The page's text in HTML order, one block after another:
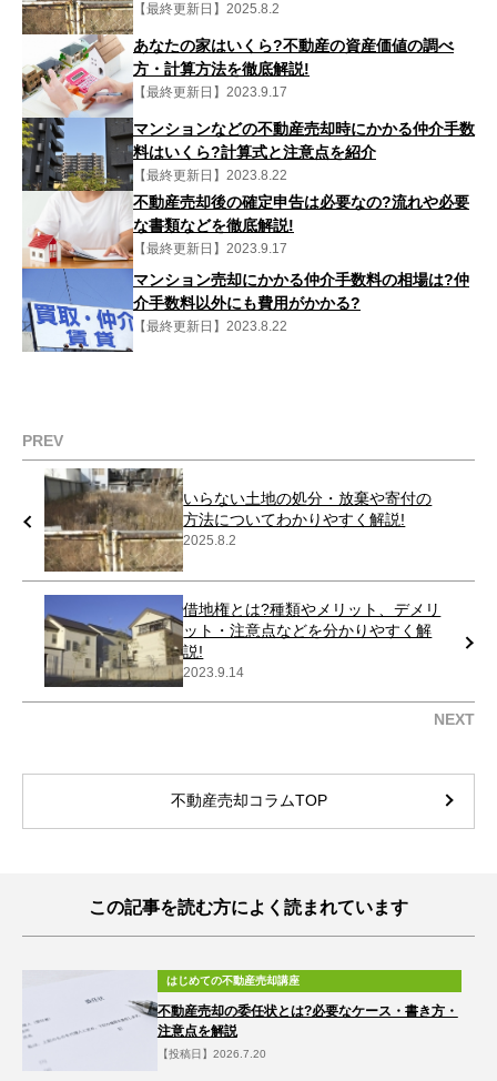
【最終更新日】2025.8.2
あなたの家はいくら?不動産の資産価値の調べ
方・計算方法を徹底解説!
【最終更新日】2023.9.17
マンションなどの不動産売却時にかかる仲介手数
料はいくら?計算式と注意点を紹介
【最終更新日】2023.8.22
不動産売却後の確定申告は必要なの?流れや必要
な書類などを徹底解説!
【最終更新日】2023.9.17
マンション売却にかかる仲介手数料の相場は?仲
介手数料以外にも費用がかかる?
【最終更新日】2023.8.22
PREV
いらない土地の処分・放棄や寄付の
方法についてわかりやすく解説!
2025.8.2
NEXT
借地権とは?種類やメリット、デメリ
ット・注意点などを分かりやすく解
説!
2023.9.14
不動産売却コラムTOP
この記事を読む方によく読まれています
はじめての不動産売却講座
不動産売却の委任状とは?必要なケース・書き方・
注意点を解説
【投稿日】2026.7.20